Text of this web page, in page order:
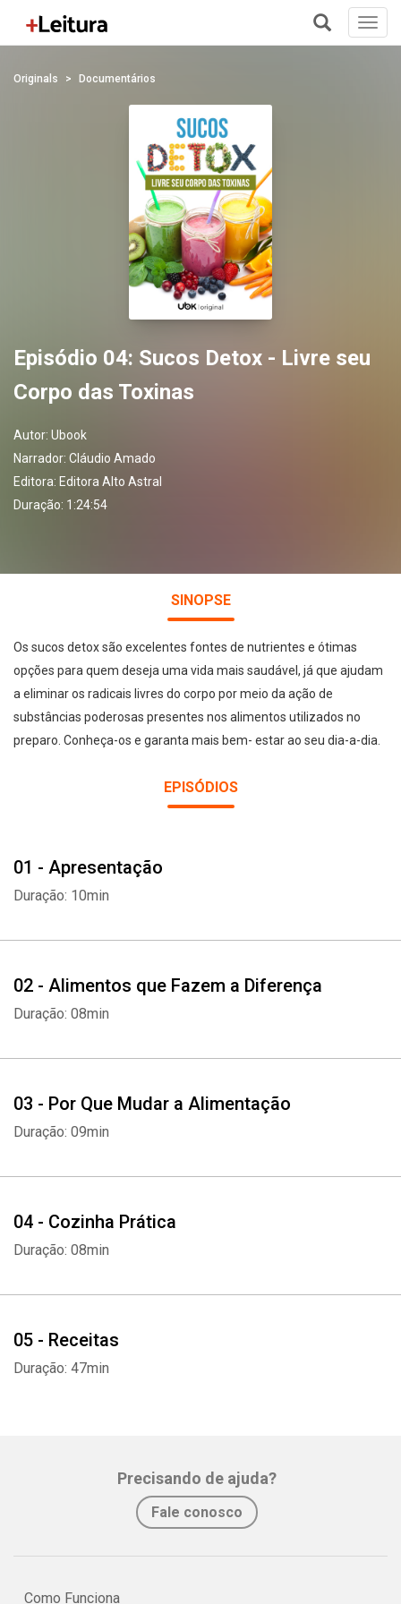
Originals Documentários
Episódio 04: Sucos Detox - Livre seu
Corpo das Toxinas
Autor: Ubook
Narrador: Cláudio Amado
Editora: Editora Alto Astral
Duração: 1:24:54
SINOPSE
Os sucos detox são excelentes fontes de nutrientes e ótimas
opções para quem deseja uma vida mais saudável, já que ajudam
a eliminar os radicais livres do corpo por meio da ação de
substâncias poderosas presentes nos alimentos utilizados no
preparo. Conheça-os e garanta mais bem- estar ao seu dia-a-dia.
EPISÓDIOS
01 - Apresentação
Duração: 10min
02 - Alimentos que Fazem a Diferença
Duração: 08min
03 - Por Que Mudar a Alimentação
Duração: 09min
04 - Cozinha Prática
Duração: 08min
05 - Receitas
Duração: 47min
Precisando de ajuda?
Fale conosco
Como Funciona